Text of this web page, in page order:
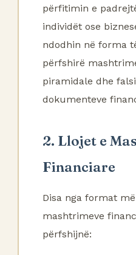
përfitimin e
individët ose
ndodhin në forma
përfshirë
piramidale dhe
dokumenteve
2. Llojet e
Financiare
Disa nga format
mashtrimeve
përfshijnë: